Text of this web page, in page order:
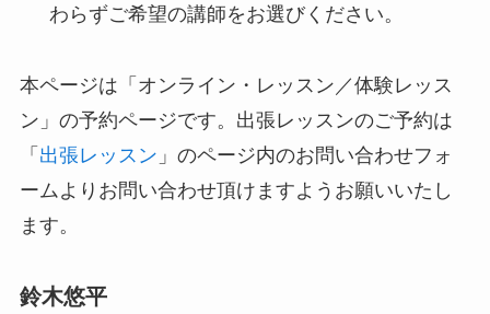
わらずご希望の講師をお選びください。
本ページは「オンライン・レッスン／体験レッス
ン」の予約ページです。出張レッスンのご予約は
「 出張レッスン 」のページ内のお問い合わせフォ
ームよりお問い合わせ頂けますようお願いいたし
ます。
鈴木悠平